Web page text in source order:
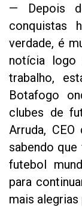
— Depois
conquistas
verdade, é
notícia
trabalho,
Botafogo
clubes de
Arruda,
sabendo
futebol
para
mais